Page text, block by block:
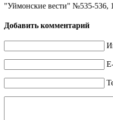
"Уймонские вести" №535-536,
Добавить комментарий